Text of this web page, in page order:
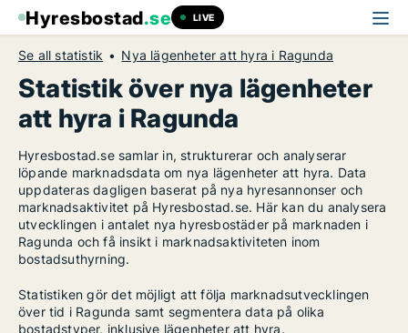
Hyresbostad.se LIVE
Se all statistik Nya lägenheter att hyra i Ragunda
Statistik över nya lägenheter
att hyra i Ragunda
Hyresbostad.se samlar in, strukturerar och analyserar
löpande marknadsdata om nya lägenheter att hyra. Data
uppdateras dagligen baserat på nya hyresannonser och
marknadsaktivitet på Hyresbostad.se. Här kan du analysera
utvecklingen i antalet nya hyresbostäder på marknaden i
Ragunda och få insikt i marknadsaktiviteten inom
bostadsuthyrning.
Statistiken gör det möjligt att följa marknadsutvecklingen
över tid i Ragunda samt segmentera data på olika
bostadstyper, inklusive lägenheter att hyra.